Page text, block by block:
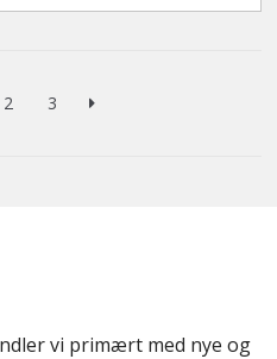
2 3
vi primært med nye og